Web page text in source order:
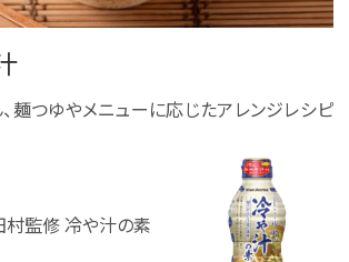
麺つゆやメニューに応じたアレンジレシピ
村監修 冷や汁の素